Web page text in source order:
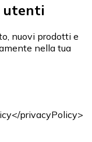
utenti
nuovi prodotti e
nella tua
privacyPolicy>